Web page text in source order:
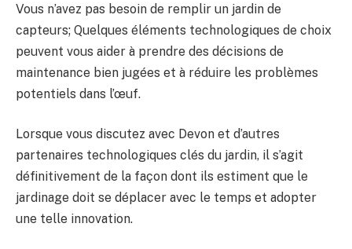
Vous n’avez pas besoin de remplir un jardin de
capteurs; Quelques éléments technologiques de choix
peuvent vous aider à prendre des décisions de
maintenance bien jugées et à réduire les problèmes
potentiels dans l’œuf.
Lorsque vous discutez avec Devon et d’autres
partenaires technologiques clés du jardin, il s’agit
définitivement de la façon dont ils estiment que le
jardinage doit se déplacer avec le temps et adopter
une telle innovation.